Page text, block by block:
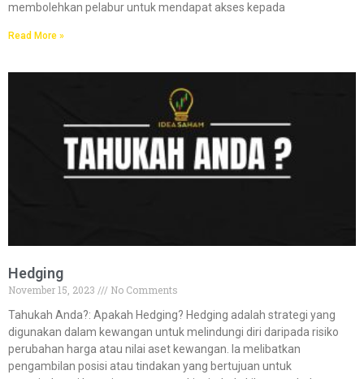
membolehkan pelabur untuk mendapat akses kepada
Read More »
Hedging
November 15, 2023
No Comments
Tahukah Anda?:​​ Apakah Hedging? Hedging adalah strategi yang
digunakan dalam kewangan untuk melindungi diri daripada risiko
perubahan harga atau nilai aset kewangan. Ia melibatkan
pengambilan posisi atau tindakan yang bertujuan untuk